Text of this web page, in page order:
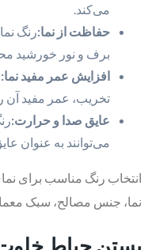
می‌کند.
حفاظت از نما:رنگ
برف و نور خورشید
افزایش عمر مفید نما:
تخریب، عمر مفید آن
عایق صدا و حرارت:
می‌توانند به عنوان
انتخاب رنگ مناسب برای
نما، جنس مصالح، سبک
بستن حیاط خلوت